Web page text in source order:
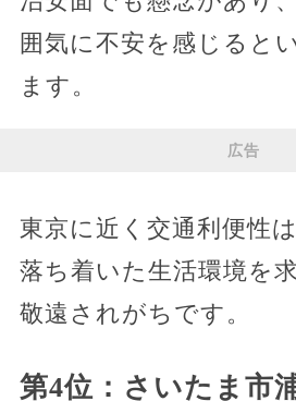
囲気に不安を感じると
ます。
広告
東京に近く交通利便性
落ち着いた生活環境を
敬遠されがちです。
第4位：さいたま市